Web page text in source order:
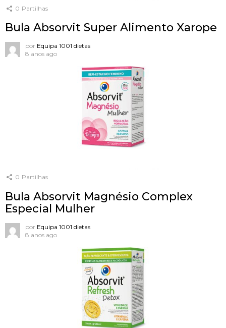
0 Partilhas
Bula Absorvit Super Alimento Xarope
por Equipa 1001 dietas
8 anos ago
0 Partilhas
Bula Absorvit Magnésio Complex
Especial Mulher
por Equipa 1001 dietas
8 anos ago